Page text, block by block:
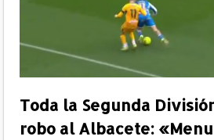
Toda la Segunda
robo al Albacete: